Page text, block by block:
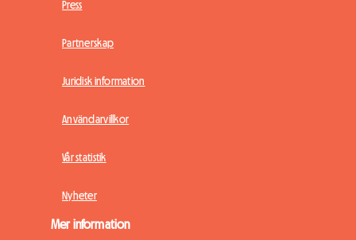
Press
Partnerskap
Juridisk information
Användarvillkor
Vår statistik
Nyheter
Mer information